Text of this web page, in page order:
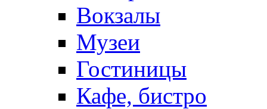
Вокзалы
Музеи
Гостиницы
Кафе, бистро